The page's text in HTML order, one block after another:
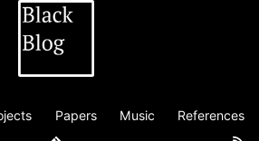
Papers Music References